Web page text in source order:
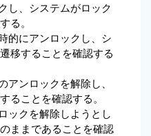
し、システムがロック
る。
的にアンロックし、シ
移することを確認する
アンロックを解除し、
ることを確認する。
ックを解除しようとし
ままであることを確認